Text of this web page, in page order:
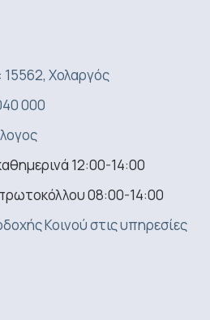
Χολαργός
000
12:00-14:00
08:00-14:00
Κοινού στις υπηρεσίες